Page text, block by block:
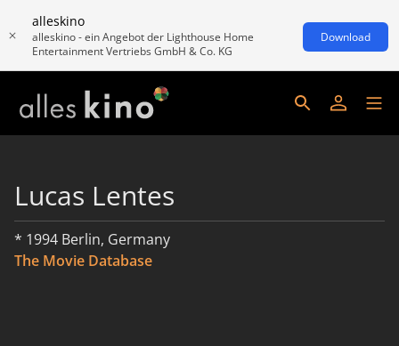
alleskino
alleskino - ein Angebot der Lighthouse Home
Entertainment Vertriebs GmbH & Co. KG
Download
Lucas Lentes
* 1994 Berlin, Germany
The Movie Database